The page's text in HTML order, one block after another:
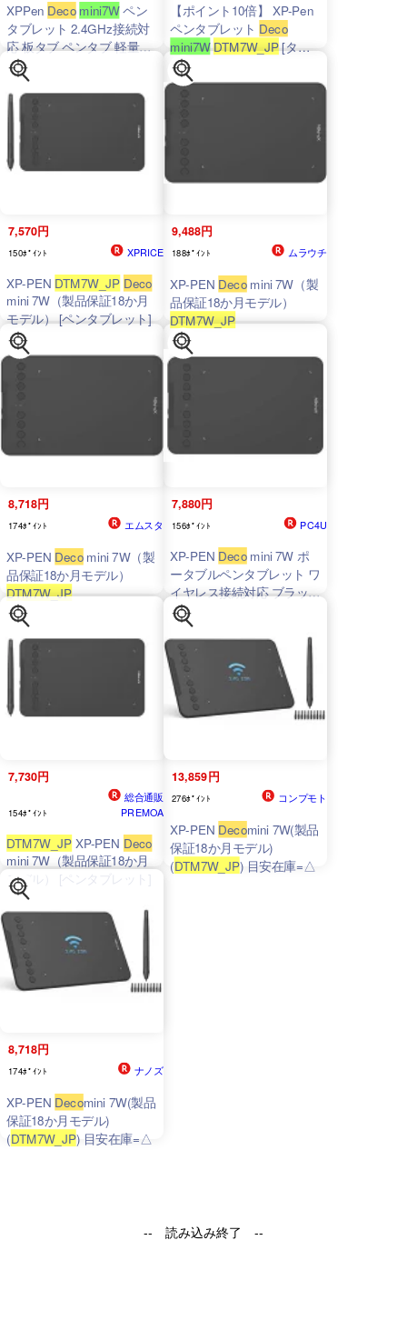
XPPen Deco mini7Wペン
タブレット 2.4GHz接続対
応 板タブ ペンタブ 軽量設
計 イラスト デザイン
Android Windows macOS
ChromeOS対応
【ポイント10倍】 XP-Pen
ペンタブレット Deco
mini7WDTM7W_JP[タイ
プ：ペンタブレット 入力範
囲（幅x奥行）：
177.8x111.1 mm 筆圧レベ
ル：8192 レベル インター
mm] 【P10倍】
7,570円
150ﾎﾟｲﾝﾄ XPRICE
XP-PEN DTM7W_JP Deco
mini 7W（製品保証18か月
モデル） [ペンタブレット]
9,488円
188ﾎﾟｲﾝﾄ ムラウチ
XP-PEN Decomini 7W（製
品保証18か月モデル）
DTM7W_JP
8,718円
174ﾎﾟｲﾝﾄ エムスタ
XP-PEN Decomini 7W（製
品保証18か月モデル）
DTM7W_JP
7,880円
156ﾎﾟｲﾝﾄ PC4U
XP-PEN Decomini 7W ポ
ータブルペンタブレット ワ
イヤレス接続対応 ブラック
（製品保証18か月モデル）
｜DTM7W_JP
7,730円
154ﾎﾟｲﾝﾄ
総合通販
PREMOA
DTM7W_JP XP-PEN Deco
mini 7W（製品保証18か月
モデル） [ペンタブレット]
13,859円
276ﾎﾟｲﾝﾄ コンプモト
XP-PEN Decomini 7W(製品
保証18か月モデル)
(DTM7W_JP) 目安在庫=△
8,718円
174ﾎﾟｲﾝﾄ ナノズ
XP-PEN Decomini 7W(製品
保証18か月モデル)
(DTM7W_JP) 目安在庫=△
-- 読み込み終了 --